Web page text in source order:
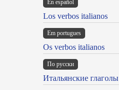
En español
Los verbos italianos
Em portugues
Os verbos italianos
По русски
Итальянские глаголы